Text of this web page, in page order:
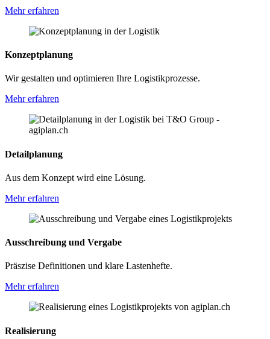
Mehr erfahren
Konzeptplanung
Wir gestalten und optimieren Ihre Logistikprozesse.
Mehr erfahren
Detailplanung
Aus dem Konzept wird eine Lösung.
Mehr erfahren
Ausschreibung und Vergabe
Präszise Definitionen und klare Lastenhefte.
Mehr erfahren
Realisierung